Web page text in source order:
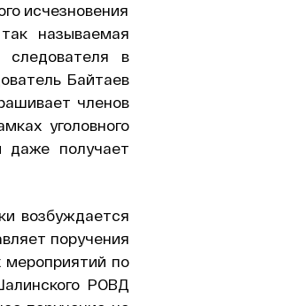
исчезновения
называемая
следователя в
Байтаев
членов
уголовного
даже получает
возбуждается
поручения
мероприятий по
РОВД